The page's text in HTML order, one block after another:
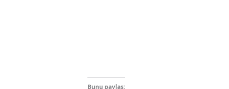
Bunu paylaş: